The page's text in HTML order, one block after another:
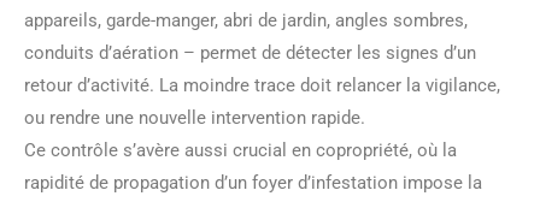
appareils, garde-manger, abri de jardin, angles sombres,
conduits d’aération – permet de détecter les signes d’un
retour d’activité. La moindre trace doit relancer la vigilance,
ou rendre une nouvelle intervention rapide.
Ce contrôle s’avère aussi crucial en copropriété, où la
rapidité de propagation d’un foyer d’infestation impose la